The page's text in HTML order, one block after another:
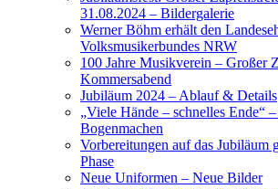
31.08.2024 – Bildergalerie
Werner Böhm erhält den
Volksmusikerbundes NRW
100 Jahre Musikverein – Großer
Kommersabend
Jubiläum 2024 – Ablauf & Details
„Viele Hände – schnelles Ende“
Bogenmachen
Vorbereitungen auf das Jubiläum
Phase
Neue Uniformen – Neue Bilder